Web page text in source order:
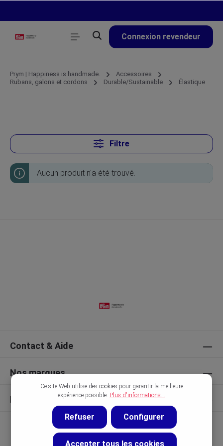
Connexion revendeur
Prym | Happiness is handmade.
Accessoires
Rubans, galons et cordons
Durable/Sustainable Élastique
Filtre
Aucun produit n'a été trouvé.
Contact & Aide
Nos marques
Découvrir
Ce site Web utilise des cookies pour garantir la meilleure
expérience possible. Plus d'informations...
Refuser Configurer
Accepter tous les cookies